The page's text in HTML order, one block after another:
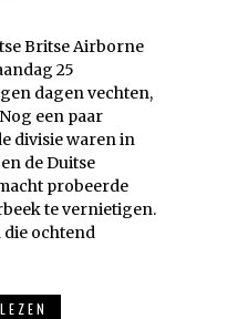
25
dagen vechten,
een paar
divisie waren in
de Duitse
probeerde
te vernietigen.
die ochtend